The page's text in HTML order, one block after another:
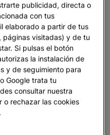
publicidad, directa o
con tus
elaborado a partir de tus
páginas visitadas) y de tu
Si pulsas el botón
la instalación de
y de seguimiento para
Google trata tu
consultar nuestra
rechazar las cookies